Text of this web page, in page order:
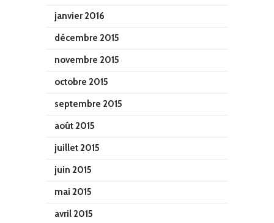
janvier 2016
décembre 2015
novembre 2015
octobre 2015
septembre 2015
août 2015
juillet 2015
juin 2015
mai 2015
avril 2015